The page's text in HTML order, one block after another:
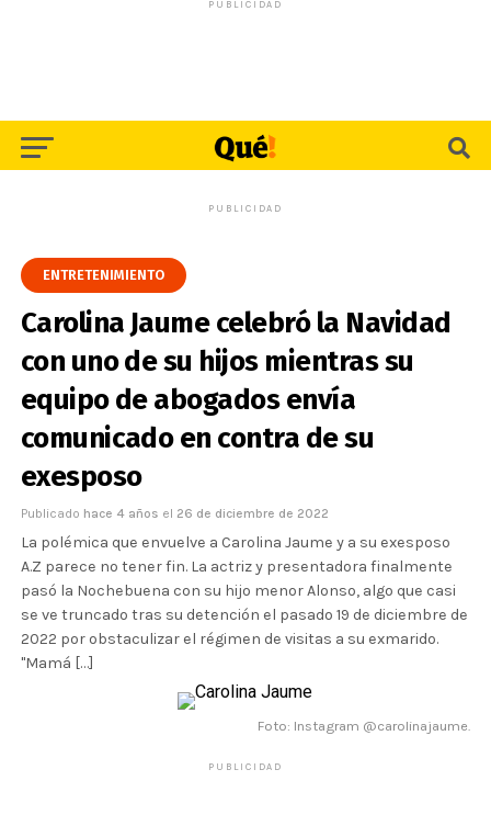
PUBLICIDAD
PUBLICIDAD
ENTRETENIMIENTO
Carolina Jaume celebró la Navidad
con uno de su hijos mientras su
equipo de abogados envía
comunicado en contra de su
exesposo
Publicado hace 4 años el 26 de diciembre de 2022
La polémica que envuelve a Carolina Jaume y a su exesposo
A.Z parece no tener fin. La actriz y presentadora finalmente
pasó la Nochebuena con su hijo menor Alonso, algo que casi
se ve truncado tras su detención el pasado 19 de diciembre de
2022 por obstaculizar el régimen de visitas a su exmarido.
"Mamá […]
Foto: Instagram @carolinajaume.
PUBLICIDAD